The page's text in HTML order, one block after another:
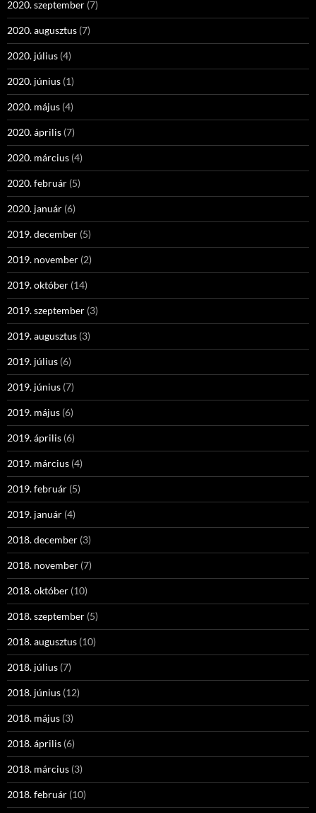
2020. szeptember (7)
2020. augusztus (7)
2020. július (4)
2020. június (1)
2020. május (4)
2020. április (7)
2020. március (4)
2020. február (5)
2020. január (6)
2019. december (5)
2019. november (2)
2019. október (14)
2019. szeptember (3)
2019. augusztus (3)
2019. július (6)
2019. június (7)
2019. május (6)
2019. április (6)
2019. március (4)
2019. február (5)
2019. január (4)
2018. december (3)
2018. november (7)
2018. október (10)
2018. szeptember (5)
2018. augusztus (10)
2018. július (7)
2018. június (12)
2018. május (3)
2018. április (6)
2018. március (3)
2018. február (10)